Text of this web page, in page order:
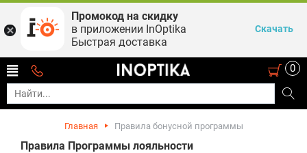
0
Главная Правила бонусной программы
Правила Программы лояльности
Промокод на скидку
в приложении InOptika
Быстрая доставка
Скачать